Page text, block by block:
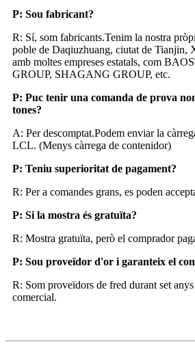
P: Sou fabricant?
R: Sí, som fabricants.Tenim la nostra
poble de Daqiuzhuang, ciutat de Tianjin,
amb moltes empreses estatals, com
GROUP, SHAGANG GROUP, etc.
P: Puc tenir una comanda de prova
tones?
A: Per descomptat.Podem enviar la
LCL. (Menys càrrega de contenidor)
P: Teniu superioritat de pagament?
R: Per a comandes grans, es poden
P: Si la mostra és gratuïta?
R: Mostra gratuïta, però el comprador
P: Sou proveïdor d'or i garanteix el
R: Som proveïdors de fred durant set
comercial.